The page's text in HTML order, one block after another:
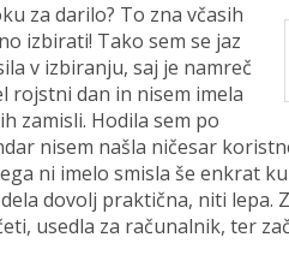
za darilo? To zna včasih
izbirati! Tako sem se jaz
v izbiranju, saj je namreč
rojstni dan in nisem imela
zamisli. Hodila sem po
nisem našla ničesar
ni imelo smisla še enkrat
dovolj praktična, niti lepa.
usedla za računalnik, ter